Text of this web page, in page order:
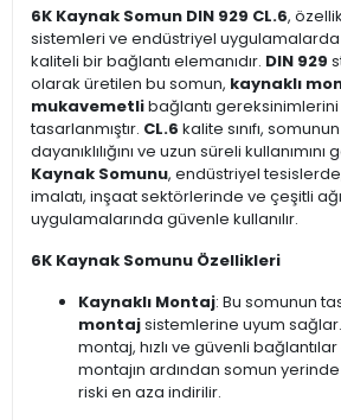
6K Kaynak Somun DIN 929 CL.6,
sistemleri ve endüstriyel
kaliteli bir bağlantı elemanıdır. DIN 929
olarak üretilen bu somun, kaynaklı
mukavemetlibağlantı
tasarlanmıştır. CL.6 kalite sınıfı,
dayanıklılığını ve uzun süreli
Kaynak Somunu, endüstriyel
imalatı, inşaat sektörlerinde ve çeşitli
uygulamalarında güvenle kullanılır.
6K Kaynak Somunu Özellikleri
Kaynaklı Montaj: Bu somunun
montajsistemlerine uyum
montaj, hızlı ve güvenli
montajın ardından somun
riski en aza indirilir.